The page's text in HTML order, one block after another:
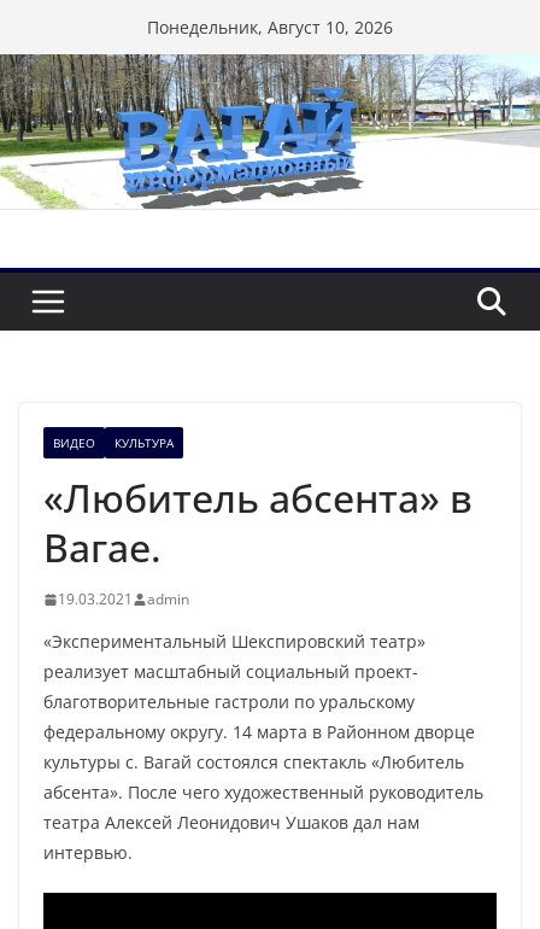
к
содержимому
Понедельник, Август 10, 2026
ВИДЕО КУЛЬТУРА
«Любитель абсента» в
Вагае.
19.03.2021 admin
«Экспериментальный Шекспировский театр»
реализует масштабный социальный проект-
благотворительные гастроли по уральскому
федеральному округу. 14 марта в Районном дворце
культуры с. Вагай состоялся спектакль «Любитель
абсента». После чего художественный руководитель
театра Алексей Леонидович Ушаков дал нам
интервью.